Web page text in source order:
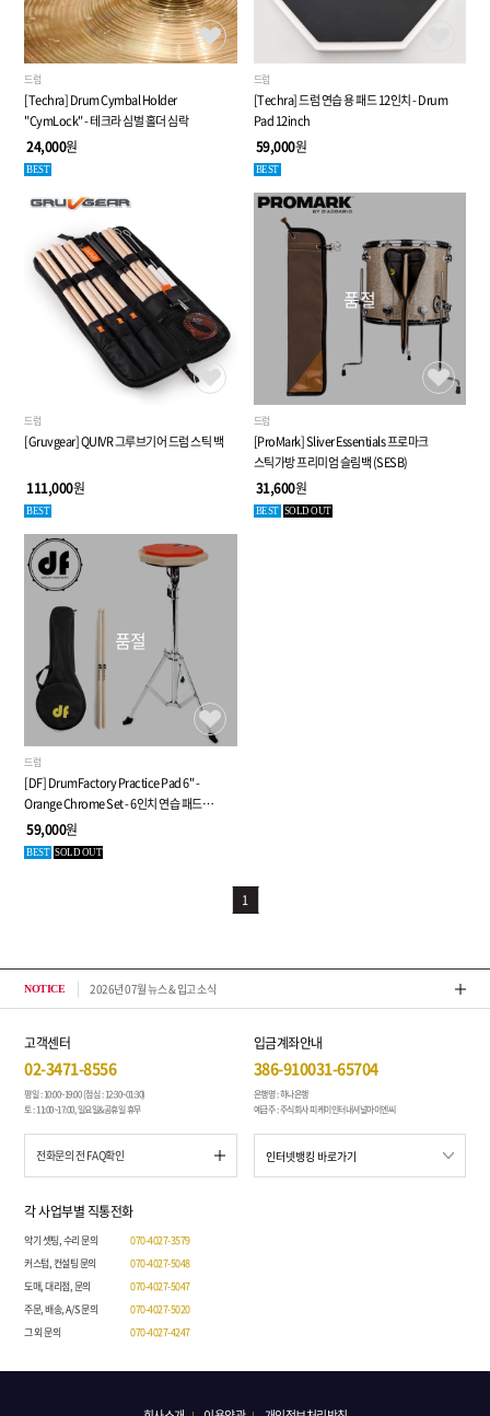
드럼
[Techra] Drum Cymbal Holder
"CymLock" - 테크라 심벌 홀더 심락
24,000원
BEST
드럼
[Techra] 드럼 연습 용 패드 12인치 - Drum
Pad 12inch
59,000원
BEST
드럼
[Gruvgear] QUIVR 그루브기어 드럼 스틱 백
111,000원
BEST
품절
드럼
[ProMark] Sliver Essentials 프로마크
스틱가방 프리미엄 슬림백 (SESB)
31,600원
BEST SOLD OUT
품절
드럼
[DF] DrumFactory Practice Pad 6" -
Orange Chrome Set - 6인치 연습 패드
(케이스, 스틱 포함)
59,000원
BEST SOLD OUT
1
NOTICE 2026년 07월 뉴스 & 입고 소식 톤퀘
고객센터
02-3471-8556
평일 : 10:00~19:00 (점심 : 12:30~01:30)
토 : 11:00~17:00, 일요일&공휴일 휴무
전화문의 전 FAQ확인
입금계좌안내
386-910031-65704
은행명 : 하나은행
예금주 : 주식회사 피케이인터내셔널아이엔씨
각 사업부별 직통전화
악기 셋팅, 수리 문의
070-4027-3579
커스텀, 컨설팅 문의
070-4027-5048
도매, 대리점, 문의
070-4027-5047
주문, 배송, A/S 문의
070-4027-5020
그 외 문의
070-4027-4247